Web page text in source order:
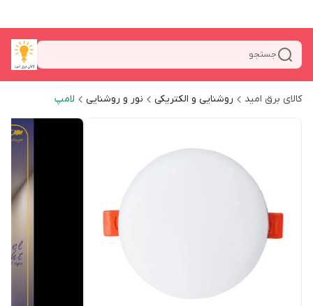
جستجو
کالای برق امید روشنایی و الکتریکی نور و روشنایی لامپ